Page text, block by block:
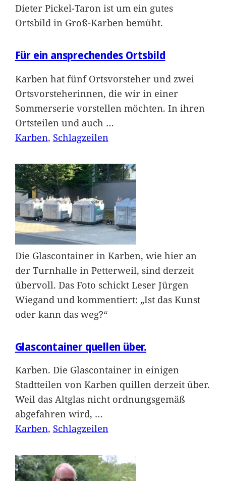
Dieter Pickel-Taron ist um ein gutes
Ortsbild in Groß-Karben bemüht.
Für ein ansprechendes Ortsbild
Karben hat fünf Ortsvorsteher und zwei
Ortsvorsteherinnen, die wir in einer
Sommerserie vorstellen möchten. In ihren
Ortsteilen und auch …
Karben, Schlagzeilen
Die Glascontainer in Karben, wie hier an
der Turnhalle in Petterweil, sind derzeit
übervoll. Das Foto schickt Leser Jürgen
Wiegand und kommentiert: „Ist das Kunst
oder kann das weg?“
Glascontainer quellen über.
Karben. Die Glascontainer in einigen
Stadtteilen von Karben quillen derzeit über.
Weil das Altglas nicht ordnungsgemäß
abgefahren wird, …
Karben, Schlagzeilen